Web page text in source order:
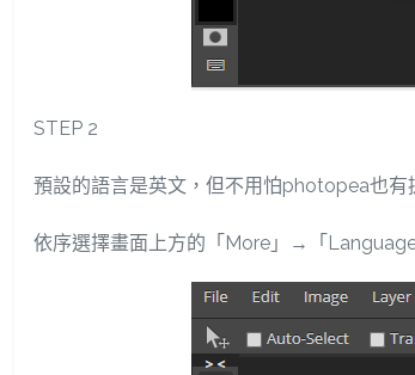
STEP 2
預設的語言是英文，但不用怕photopea也有
依序選擇畫面上方的「More」→「